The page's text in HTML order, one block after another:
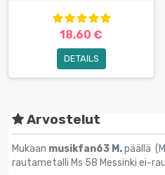
18,60 €
DETAILS
Arvostelut
Mukaan musikfan63 M.päällä (
rautametalli Ms 58 Messinki ei-